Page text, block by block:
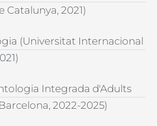
Catalunya, 2021)
(Universitat Internacional
Integrada d'Adults
2022-2025)